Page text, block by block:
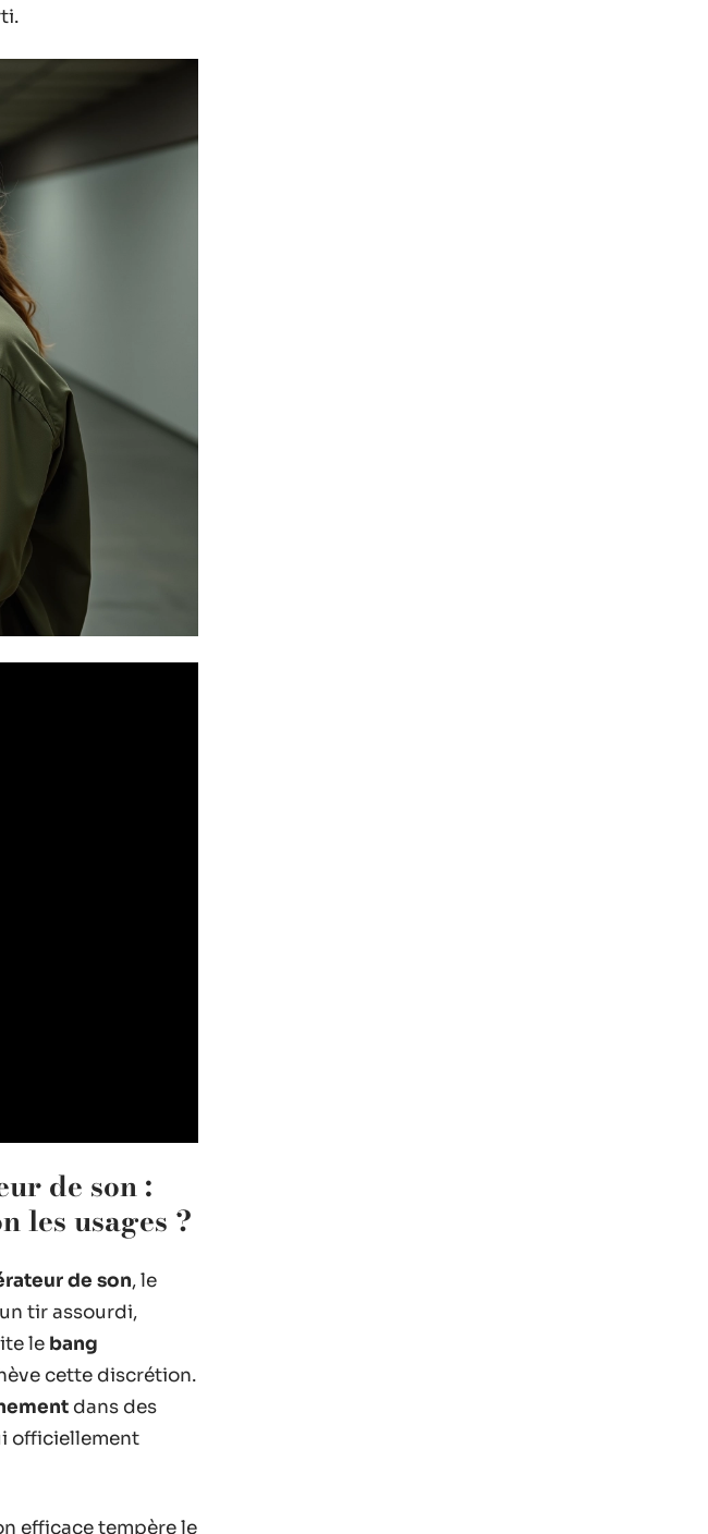
de son :
les usages ?
de son, le
tir assourdi,
le bang
cette discrétion.
dans des
officiellement
efficace tempère le